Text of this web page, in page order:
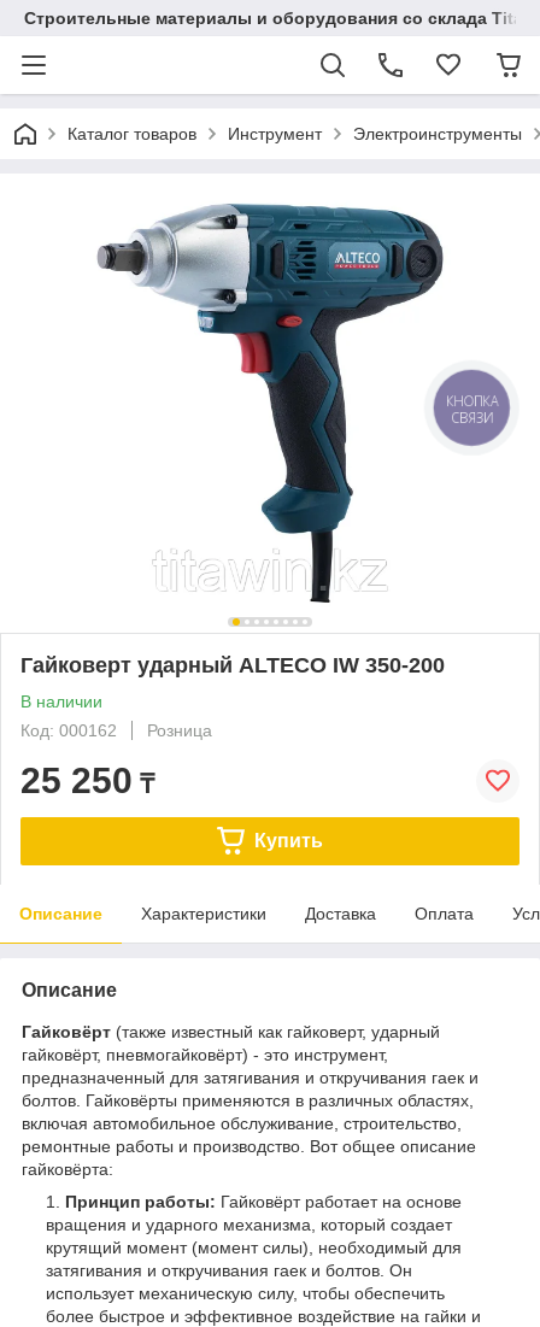
Строительные материалы и оборудования со склада
Каталог товаров Инструмент Электроинструменты
Гайковерт ударный ALTECO IW 350-200
В наличии
Код: 000162
Розница
25 250 ₸
Купить
Описание Характеристики Доставка Оплата
Описание
Гайковёрт (также известный как гайковерт, ударный
гайковёрт, пневмогайковёрт) - это инструмент,
предназначенный для затягивания и откручивания гаек и
болтов. Гайковёрты применяются в различных областях,
включая автомобильное обслуживание, строительство,
ремонтные работы и производство. Вот общее описание
гайковёрта:
Принцип работы: Гайковёрт работает на основе
вращения и ударного механизма, который создает
крутящий момент (момент силы), необходимый для
затягивания и откручивания гаек и болтов. Он
использует механическую силу, чтобы обеспечить
более быстрое и эффективное воздействие на гайки и
КНОПКА
СВЯЗИ